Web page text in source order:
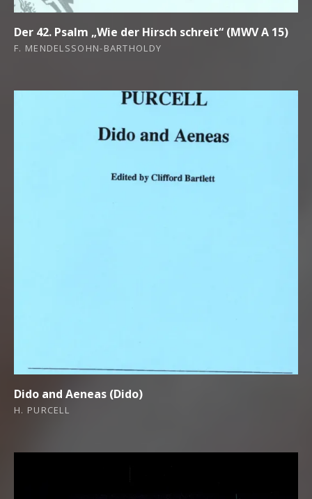
Der 42. Psalm „Wie der Hirsch schreit“ (MWV A 15)
F. MENDELSSOHN-BARTHOLDY
Dido and Aeneas (Dido)
H. PURCELL